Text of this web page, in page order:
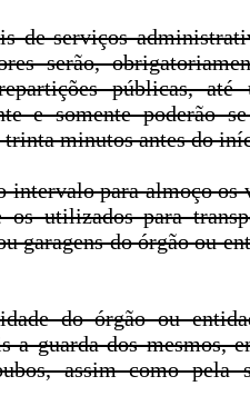
de serviços
serão,
públicas,
e somente poderão
minutos antes do
intervalo para almoço
os utilizados para
garagens do órgão ou
do órgão ou
a guarda dos mesmos,
assim como pela